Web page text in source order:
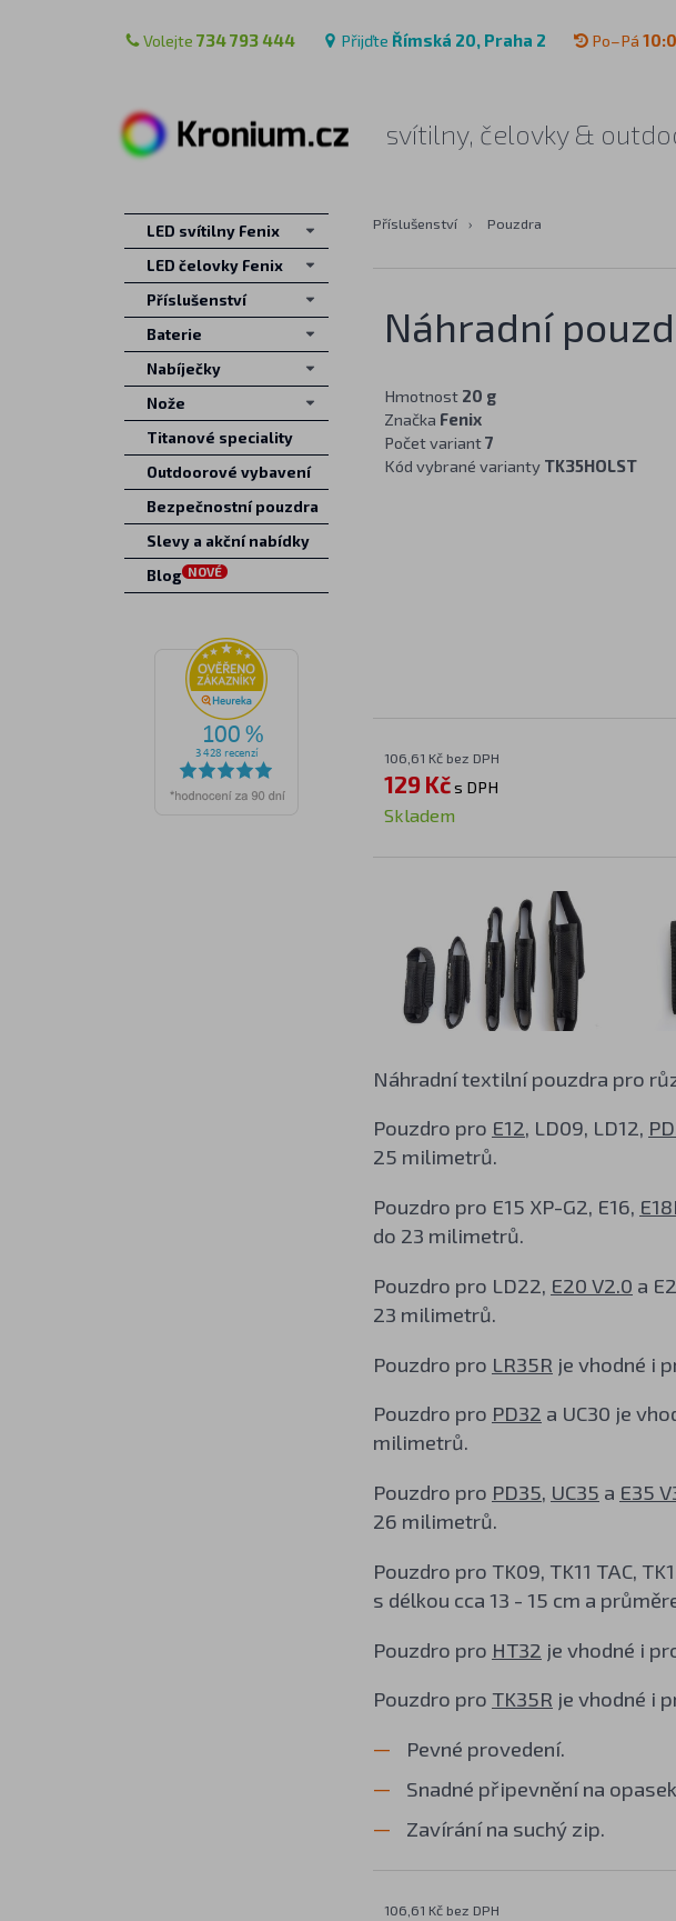
Volejte 734 793 444 Přijďte Římská 20, Praha 2 Po–Pá
svítilny, čelovky &
Příslušenství › Pouzdra
Náhradní
Hmotnost 20 g
Značka Fenix
Počet variant7
Kód vybrané varianty TK35HOLST
106,61 Kč bez DPH
129 Kčs DPH
Skladem
Náhradní textilní pouzdra pro
Pouzdro pro E12, LD09, LD12,
25 milimetrů.
Pouzdro pro E15 XP-G2, E16,
do 23 milimetrů.
Pouzdro pro LD22, E20 V2.0 a
23 milimetrů.
Pouzdro pro LR35R je vhodné i
Pouzdro pro PD32 a UC30 je
milimetrů.
Pouzdro pro PD35, UC35 a E35
26 milimetrů.
Pouzdro pro TK09, TK11 TAC,
s délkou cca 13 - 15 cm a
Pouzdro pro HT32 je vhodné i
Pouzdro pro TK35R je vhodné i
Pevné provedení.
Snadné připevnění na
Zavírání na suchý zip.
106,61 Kč bez DPH
LED svítilny Fenix
LED čelovky Fenix
Příslušenství
Baterie
Nabíječky
Nože
Titanové speciality
Outdoorové vybavení
Bezpečnostní pouzdra
Slevy a akční nabídky
Blog NOVÉ